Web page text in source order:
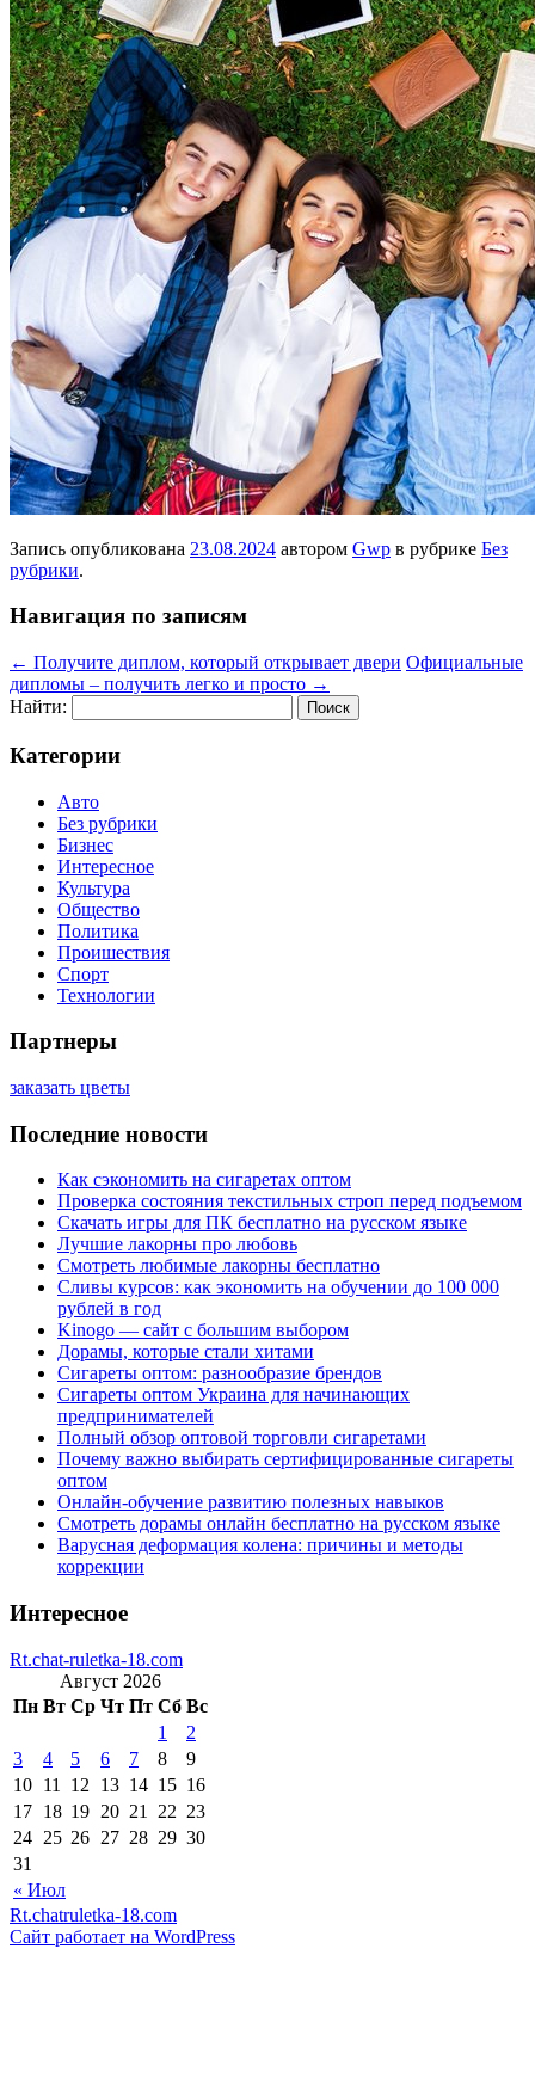
Запись опубликована 23.08.2024 автором Gwp в рубрике Без
рубрики.
Навигация по записям
← Получите диплом, который открывает двери Официальные
дипломы – получить легко и просто →
Найти:
Категории
Авто
Без рубрики
Бизнес
Интересное
Культура
Общество
Политика
Проишествия
Спорт
Технологии
Партнеры
заказать цветы
Последние новости
Как сэкономить на сигаретах оптом
Проверка состояния текстильных строп перед подъемом
Скачать игры для ПК бесплатно на русском языке
Лучшие лакорны про любовь
Смотреть любимые лакорны бесплатно
Сливы курсов: как экономить на обучении до 100 000
рублей в год
Kinogo — сайт с большим выбором
Дорамы, которые стали хитами
Сигареты оптом: разнообразие брендов
Сигареты оптом Украина для начинающих
предпринимателей
Полный обзор оптовой торговли сигаретами
Почему важно выбирать сертифицированные сигареты
оптом
Онлайн-обучение развитию полезных навыков
Смотреть дорамы онлайн бесплатно на русском языке
Варусная деформация колена: причины и методы
коррекции
Интересное
Rt.chat-ruletka-18.com
Август 2026
Пн Вт Ср Чт Пт Сб Вс
« Июл
1
2
3
4 5 6 7 8
9
10 11 12 13 14 15 16
17 18 19 20 21 22 23
24 25 26 27 28 29 30
31
Rt.chatruletka-18.com
Сайт работает на WordPress